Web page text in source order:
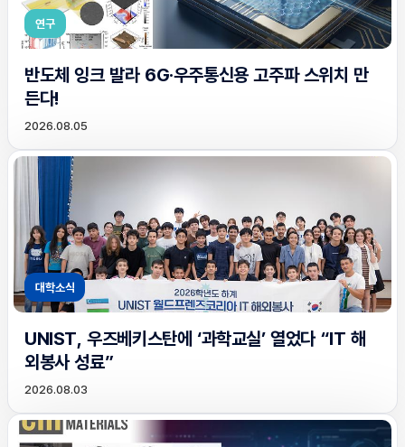
연구
반도체 잉크 발라 6G·우주통신용 고주파 스위치 만
든다!
2026.08.05
대학소식
UNIST, 우즈베키스탄에 ‘과학교실’ 열었다 “IT 해
외봉사 성료”
2026.08.03